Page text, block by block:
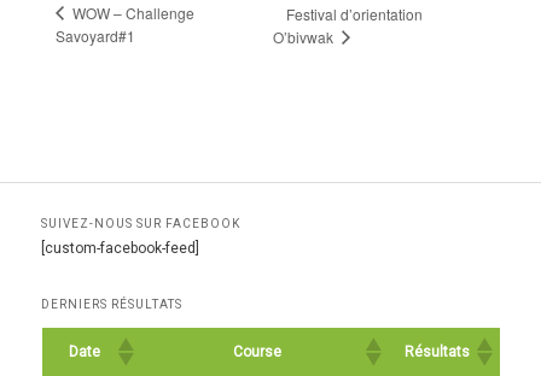
WOW – Challenge
Savoyard#1
Festival d’orientation
O’bivwak
SUIVEZ-NOUS SUR FACEBOOK
[custom-facebook-feed]
DERNIERS RÉSULTATS
Date Course Résultats